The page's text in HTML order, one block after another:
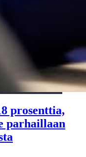
prosenttia,
parhaillaan